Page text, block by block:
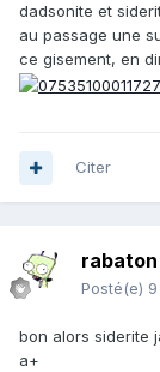
dadsonite et
au passage une
ce gisement, en
Citer
rabaton
Posté(e)
bon alors siderite
a+